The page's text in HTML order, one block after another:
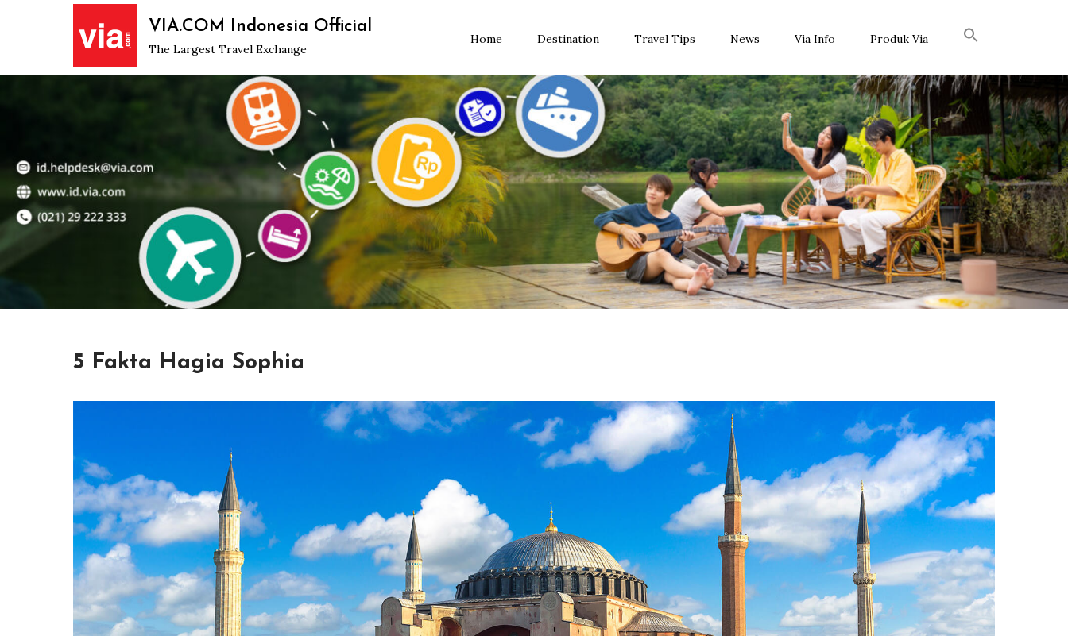
VIA.COM Indonesia Official
The Largest Travel Exchange
Home Destination Travel Tips News Via Info Produk Via
5 Fakta Hagia Sophia